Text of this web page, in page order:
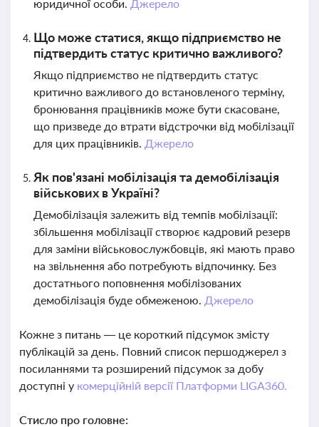
юридичної особи. Джерело
Що може статися, якщо підприємство не
підтвердить статус критично важливого?
Якщо підприємство не підтвердить статус
критично важливого до встановленого терміну,
бронювання працівників може бути скасоване,
що призведе до втрати відстрочки від мобілізації
для цих працівників. Джерело
Як пов'язані мобілізація та демобілізація
військових в Україні?
Демобілізація залежить від темпів мобілізації:
збільшення мобілізації створює кадровий резерв
для заміни військовослужбовців, які мають право
на звільнення або потребують відпочинку. Без
достатнього поповнення мобілізованих
демобілізація буде обмеженою. Джерело
Кожне з питань — це короткий підсумок змісту
публікацій за день. Повний список першоджерел з
посиланнями та розширений підсумок за добу
доступні у комерційній версії Платформи LIGA360.
Стисло про головне: